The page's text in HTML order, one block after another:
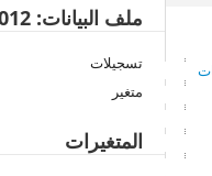
ملف البيانات: s5_55_2012
تسجيلات
متغير
المتغيرات